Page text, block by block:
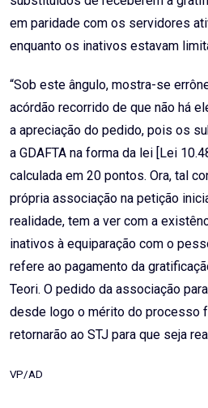
em paridade com os servidores
enquanto os inativos estavam
“Sob este ângulo, mostra-se
acórdão recorrido de que não há
a apreciação do pedido, pois os
a GDAFTA na forma da lei [Lei
calculada em 20 pontos. Ora, tal
própria associação na petição
realidade, tem a ver com a
inativos à equiparação com o
refere ao pagamento da
Teori. O pedido da associação
desde logo o mérito do processo
retornarão ao STJ para que seja
VP/AD